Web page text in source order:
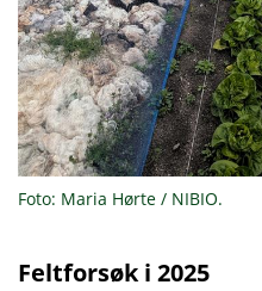
Foto: Maria Hørte / NIBIO.
Feltforsøk i 2025